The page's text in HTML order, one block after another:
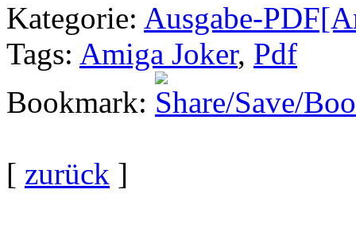
Kategorie: Ausgabe-
Tags: Amiga Joker, Pdf
Bookmark:
[ zurück ]